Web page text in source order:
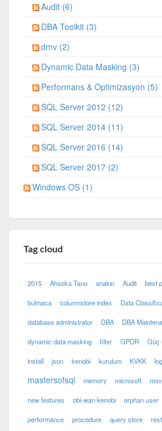
Audit (6)
DBA Toolkit (3)
dmv (2)
Dynamic Data Masking (3)
Performans & Optimizasyon (5)
SQL Server 2012 (12)
SQL Server 2014 (11)
SQL Server 2016 (14)
SQL Server 2017 (2)
Windows OS (1)
Tag cloud
2015 Ahsoka Tano anakin Audit best
bulmaca columnstore index Data
database administrator DBA DBA
dynamic data masking filter GPDR Güç
install json kenobi kurulum KVKK
mastersofsql memory microsoft
new features obi-wan kenobi orphan user
performance procedure query store